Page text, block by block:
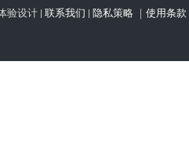
验设计 |联系我们 |隐私策略 ｜使用条款